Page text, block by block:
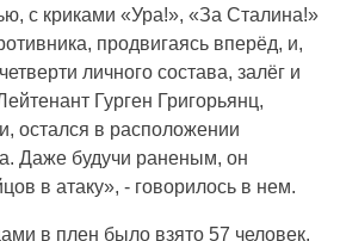
с криками «Ура!», «За Сталина!»
продвигаясь вперёд, и,
личного состава, залёг и
Гурген Григорьянц,
остался в расположении
Даже будучи раненым, он
в атаку», - говорилось в нем.
в плен было взято 57 человек.